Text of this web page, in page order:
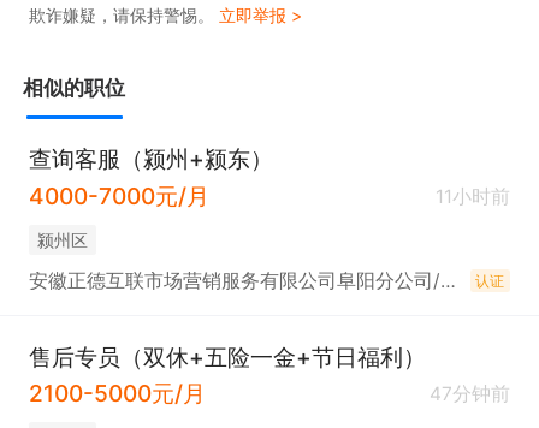
欺诈嫌疑，请保持警惕。 立即举报 >
相似的职位
查询客服（颍州+颍东）
4000-7000元/月
11小时前
颍州区
安徽正德互联市场营销服务有限公司阜阳分公司/正德人力 认证
售后专员（双休+五险一金+节日福利）
2100-5000元/月
47分钟前